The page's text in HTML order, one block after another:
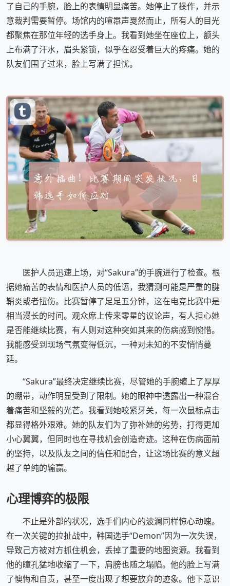
了自己的手腕，脸上的表情明显痛苦。她停止了操作，并示
意裁判需要暂停。场馆内的喧嚣声戛然而止，所有人的目光
都聚焦在那位年轻的选手身上。我看到她坐在座位上，额头
上布满了汗水，眉头紧锁，似乎在忍受着巨大的疼痛。她的
队友们围了过来，脸上写满了担忧。
医护人员迅速上场，对“Sakura”的手腕进行了检查。根
据她痛苦的表情和医护人员的低语，我猜测可能是严重的腱
鞘炎或者扭伤。比赛暂停了足足五分钟，这在电竞比赛中是
相当漫长的时间。观众席上传来零星的议论声，有人担心她
是否能继续比赛，有人则对这种突如其来的伤病感到惋惜。
我能感受到现场气氛变得低沉，一种对未知的不安悄悄蔓
延。
“Sakura”最终决定继续比赛，尽管她的手腕缠上了厚厚
的绷带，动作明显受到了限制。她的眼神中透露出一种混合
着痛苦和坚毅的光芒。我看到她咬紧牙关，每一次鼠标点击
都显得格外艰难。她的队友们为了弥补她的劣势，打得更加
小心翼翼，但同时也在寻找机会创造奇迹。这种在伤病面前
的坚持，以及队友之间的信任和配合，让这场比赛的意义超
越了单纯的输赢。
心理博弈的极限
不止是外部的状况，选手们内心的波澜同样惊心动魄。
在一次关键的拉扯战中，韩国选手“Demon”因为一次失误，
导致己方被对方抓住机会，丢掉了重要的地图资源。我看到
他的瞳孔猛地收缩了一下，肩膀也随之塌陷。他的脸上写满
了懊悔和自责，甚至一度出现了想要放弃的迹象。他下意识